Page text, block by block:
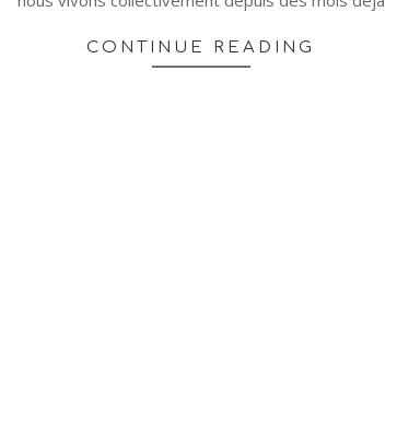
CONTINUE READING